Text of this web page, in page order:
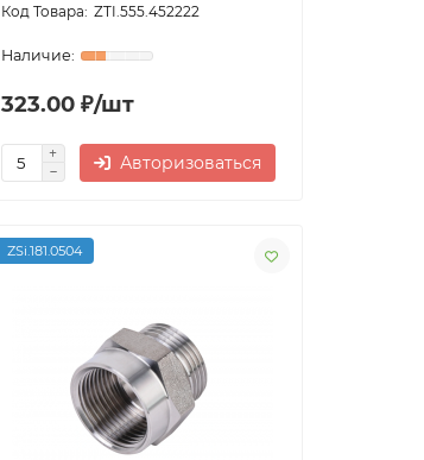
ZTI.555.452222
323.00 ₽/шт
Авторизоваться
ZSi.181.0504